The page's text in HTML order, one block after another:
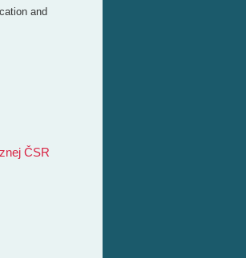
and
ČSR